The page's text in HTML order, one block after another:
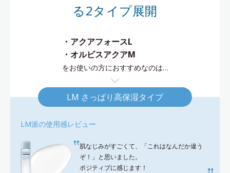
る2タイプ展開
・アクアフォースL
・オルビスアクアM
をお使いの方におすすめなのは…
LM さっぱり高保湿タイプ
LM派の使用感レビュー
肌なじみがすごくて、「これはなんだか違う
ぞ！」と思いました。
ポジティブに感じます！